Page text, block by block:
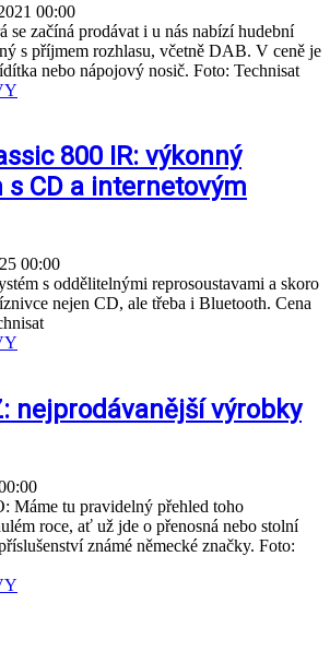
00:00
se začíná prodávat i u nás nabízí hudební
s příjmem rozhlasu, včetně DAB. V ceně je
nebo nápojový nosič. Foto: Technisat
800 IR: výkonný
CD a internetovým
00:00
s oddělitelnými reprosoustavami a skoro
nejen CD, ale třeba i Bluetooth. Cena
nejprodávanější výrobky
tu pravidelný přehled toho
roce, ať už jde o přenosná nebo stolní
známé německé značky. Foto: